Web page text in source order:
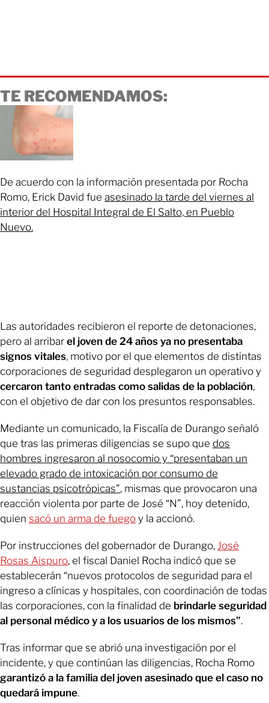
TE RECOMENDAMOS:
De acuerdo con la información presentada por Rocha
Romo, Erick David fue asesinado la tarde del viernes al
interior del Hospital Integral de El Salto, en Pueblo
Nuevo.
Las autoridades recibieron el reporte de detonaciones,
pero al arribar el joven de 24 años ya no presentaba
signos vitales, motivo por el que elementos de distintas
corporaciones de seguridad desplegaron un operativo y
cercaron tanto entradas como salidas de la población,
con el objetivo de dar con los presuntos responsables.
Mediante un comunicado, la Fiscalía de Durango señaló
que tras las primeras diligencias se supo que dos
hombres ingresaron al nosocomio y “presentaban un
elevado grado de intoxicación por consumo de
sustancias psicotrópicas”, mismas que provocaron una
reacción violenta por parte de José “N”, hoy detenido,
quien sacó un arma de fuego y la accionó.
Por instrucciones del gobernador de Durango, José
Rosas Aispuro, el fiscal Daniel Rocha indicó que se
establecerán “nuevos protocolos de seguridad para el
ingreso a clínicas y hospitales, con coordinación de todas
las corporaciones, con la finalidad de brindarle seguridad
al personal médico y a los usuarios de los mismos”.
Tras informar que se abrió una investigación por el
incidente, y que continúan las diligencias, Rocha Romo
garantizó a la familia del joven asesinado que el caso no
quedará impune.